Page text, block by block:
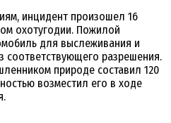
инцидент произошел 16
охотугодии. Пожилой
для выслеживания и
соответствующего разрешения.
природе составил 120
возместил его в ходе